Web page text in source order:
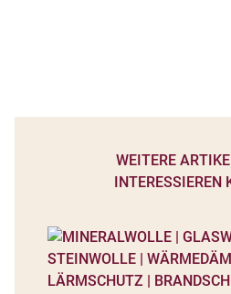
WEITERE
INTERESSIEREN